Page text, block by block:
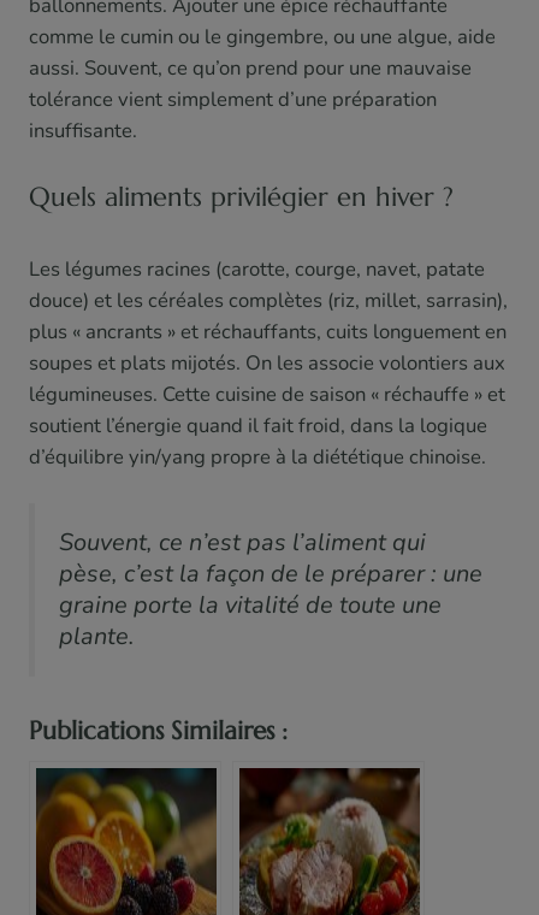
ballonnements. Ajouter une épice réchauffante
comme le cumin ou le gingembre, ou une algue, aide
aussi. Souvent, ce qu’on prend pour une mauvaise
tolérance vient simplement d’une préparation
insuffisante.
Quels aliments privilégier en hiver ?
Les légumes racines (carotte, courge, navet, patate
douce) et les céréales complètes (riz, millet, sarrasin),
plus « ancrants » et réchauffants, cuits longuement en
soupes et plats mijotés. On les associe volontiers aux
légumineuses. Cette cuisine de saison « réchauffe » et
soutient l’énergie quand il fait froid, dans la logique
d’équilibre yin/yang propre à la diététique chinoise.
Souvent, ce n’est pas l’aliment qui
pèse, c’est la façon de le préparer : une
graine porte la vitalité de toute une
plante.
Publications Similaires :